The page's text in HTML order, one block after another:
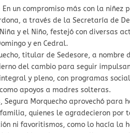
En un compromiso más con la niñez
a través de la Secretaría de
y el Niño, festejó con diversas
y en Cedral.
titular de Sedesore, a
del cambio para seguir
y pleno, con programas
apoyos a madres solteras.
Segura Morquecho aprovechó
quienes le agradecieron por
ni favoritismos, como lo hacía la